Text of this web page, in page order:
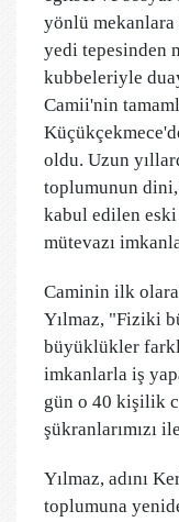
yönlü
yedi tepesinden
kubbeleriyle
Camii'nin
oldu. Uzun
toplumunun
kabul edilen
mütevazı
Caminin ilk
Yılmaz, "Fiziki
büyüklükler
imkanlarla iş
gün o 40 kişilik
şükranlarımızı
Yılmaz, adını
toplumuna